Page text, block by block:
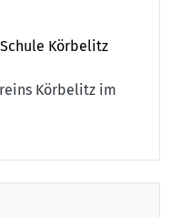
Körbelitz
Körbelitz im